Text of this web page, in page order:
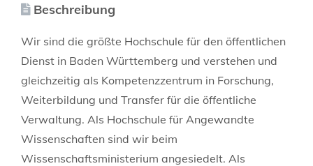
Beschreibung
Wir sind die größte Hochschule für den öffentlichen
Dienst in Baden Württemberg und verstehen und
gleichzeitig als Kompetenzzentrum in Forschung,
Weiterbildung und Transfer für die öffentliche
Verwaltung. Als Hochschule für Angewandte
Wissenschaften sind wir beim
Wissenschaftsministerium angesiedelt. Als